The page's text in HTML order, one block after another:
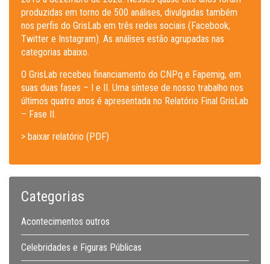
produzidas em torno de 500 análises, divulgadas também
nos perfis do GrisLab em três redes sociais (Facebook,
Twitter e Instagram). As análises estão agrupadas nas
categorias abaixo.
O GrisLab recebeu financiamento do CNPq e Fapemig, em
suas duas fases – I e II. Uma síntese de nosso trabalho nos
últimos quatro anos é apresentada no Relatório Final GrisLab
– Fase II.
> baixar relatório (PDF)
Categorias
Acontecimentos outros
Celebridades e Figuras Públicas